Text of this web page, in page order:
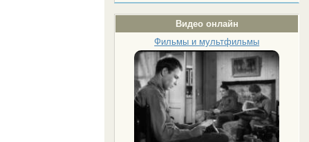
Видео онлайн
Фильмы и мультфильмы